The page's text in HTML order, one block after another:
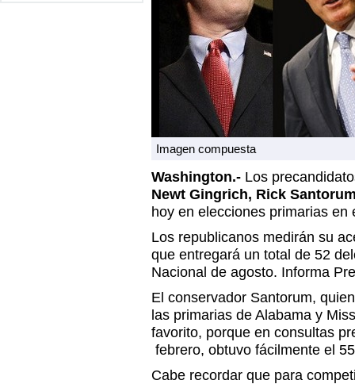
Imagen compuesta
Washington.- Los
Newt Gingrich, Rick
hoy en elecciones primarias en
Los republicanos medirán su
que entregará un total de 52
Nacional de agosto. Informa
El conservador Santorum,
las primarias de Alabama y
favorito, porque en consultas
febrero, obtuvo fácilmente el
Cabe recordar que para